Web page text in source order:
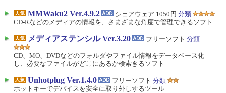
MMWaku2 Ver.4.9.2 シェアウェア 1050円 分類
CD-Rなどのメディアの情報を、さまざまな角度で管理できるソフト
メディアステンシル Ver.3.20 フリーソフト 分類
CD、MO、DVDなどのフォルダやファイル情報をデータベース化
し、必要なファイルがどこにあるか検索きるソフト
Unhotplug Ver.1.4.0 フリーソフト 分類
ホットキーでデバイスを安全に取り外しするツール